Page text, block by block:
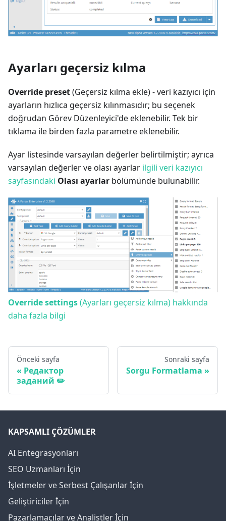
Ayarları geçersiz kılma
Override preset(Geçersiz kılma ekle) - veri kazıyıcı için
ayarların hızlıca geçersiz kılınmasıdır; bu seçenek
doğrudan Görev Düzenleyici'de eklenebilir. Tek bir
tıklama ile birden fazla parametre eklenebilir.
Ayar listesinde varsayılan değerler belirtilmiştir; ayrıca
varsayılan değerler ve olası ayarlar ilgili veri kazıyıcı
sayfasındaki Olası ayarlar bölümünde bulunabilir.
Override settings(Ayarları geçersiz kılma) hakkında
daha fazla bilgi
Önceki sayfa
Редактор
заданий ✏️
Sonraki sayfa
Sorgu Formatlama
KAPSAMLI ÇÖZÜMLER
AI Entegrasyonları
SEO Uzmanları İçin
İşletmeler ve Serbest Çalışanlar İçin
Geliştiriciler İçin
Pazarlamacılar ve Analistler İçin